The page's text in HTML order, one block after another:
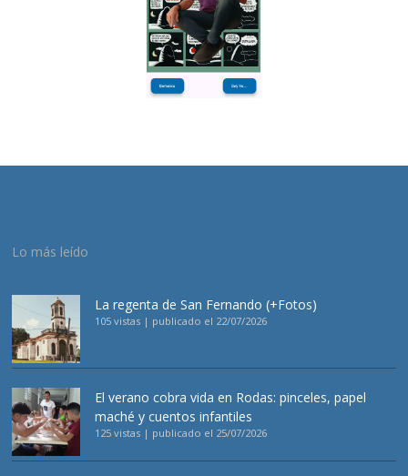
Lo más leído
La regenta de San Fernando (+Fotos)
105 vistas | publicado el 22/07/2026
El verano cobra vida en Rodas: pinceles, papel
maché y cuentos infantiles
125 vistas | publicado el 25/07/2026